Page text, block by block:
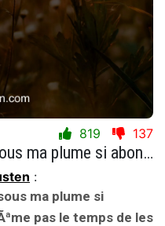
819 137
Les idÃ©es se pressent sous ma plume si abondantes que je n'ai mÃªme pas le temps de les exprimer.
:
ma plume si
pas le temps de les